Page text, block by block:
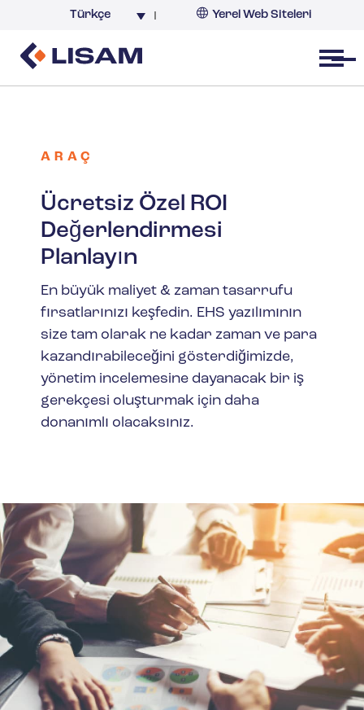
Türkçe Yerel Web Siteleri
Open menu
ARAÇ
Ücretsiz Özel ROI
Değerlendirmesi
Planlayın
En büyük maliyet & zaman tasarrufu
fırsatlarınızı keşfedin. EHS yazılımının
size tam olarak ne kadar zaman ve para
kazandırabileceğini gösterdiğimizde,
yönetim incelemesine dayanacak bir iş
gerekçesi oluşturmak için daha
donanımlı olacaksınız.